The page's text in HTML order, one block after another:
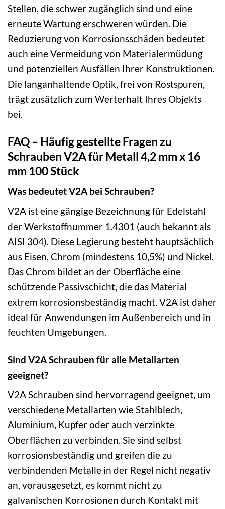
Stellen, die schwer zugänglich sind und eine
erneute Wartung erschweren würden. Die
Reduzierung von Korrosionsschäden bedeutet
auch eine Vermeidung von Materialermüdung
und potenziellen Ausfällen Ihrer Konstruktionen.
Die langanhaltende Optik, frei von Rostspuren,
trägt zusätzlich zum Werterhalt Ihres Objekts
bei.
FAQ – Häufig gestellte Fragen zu
Schrauben V2A für Metall 4,2 mm x 16
mm 100 Stück
Was bedeutet V2A bei Schrauben?
V2A ist eine gängige Bezeichnung für Edelstahl
der Werkstoffnummer 1.4301 (auch bekannt als
AISI 304). Diese Legierung besteht hauptsächlich
aus Eisen, Chrom (mindestens 10,5%) und Nickel.
Das Chrom bildet an der Oberfläche eine
schützende Passivschicht, die das Material
extrem korrosionsbeständig macht. V2A ist daher
ideal für Anwendungen im Außenbereich und in
feuchten Umgebungen.
Sind V2A Schrauben für alle Metallarten
geeignet?
V2A Schrauben sind hervorragend geeignet, um
verschiedene Metallarten wie Stahlblech,
Aluminium, Kupfer oder auch verzinkte
Oberflächen zu verbinden. Sie sind selbst
korrosionsbeständig und greifen die zu
verbindenden Metalle in der Regel nicht negativ
an, vorausgesetzt, es kommt nicht zu
galvanischen Korrosionen durch Kontakt mit